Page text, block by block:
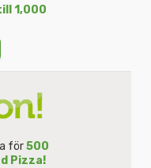
1,000
för500
Pizza!